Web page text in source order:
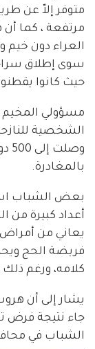
متوفر إلاّ عن
مرتفعة ، كما
العراء دون
سوى إطلاق
حيث كانوا
مسؤولي
الشخصية
بالمغادرة.
بعض الشباب
أعداد كبيرة من
يعاني من
فريضة الحج
كلامه، ورغم
يشار إلى أن
جاء نتيجة فرض
الشباب في